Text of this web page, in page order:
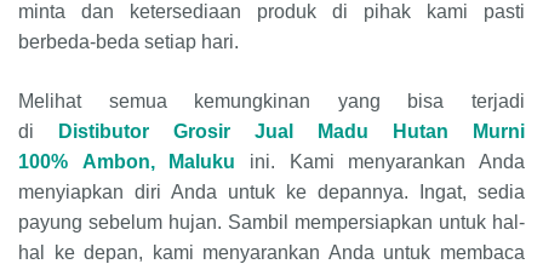
minta dan ketersediaan produk di pihak kami pasti
berbeda-beda setiap hari.
Melihat semua kemungkinan yang bisa terjadi
di
Distibutor Grosir Jual Madu Hutan Murni
100%
Ambon, Maluku
ini. Kami menyarankan Anda
menyiapkan diri Anda untuk ke depannya. Ingat, sedia
payung sebelum hujan. Sambil mempersiapkan untuk hal-
hal ke depan, kami menyarankan Anda untuk membaca